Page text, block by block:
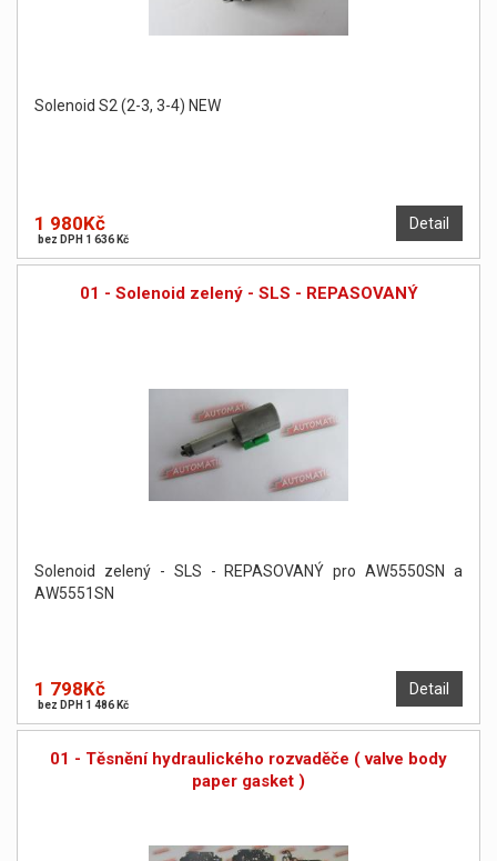
Solenoid S2 (2-3, 3-4) NEW
Detail
1 980Kč
bez DPH 1 636 Kč
01 - Solenoid zelený - SLS - REPASOVANÝ
Solenoid zelený - SLS - REPASOVANÝ pro AW5550SN a
AW5551SN
Detail
1 798Kč
bez DPH 1 486 Kč
01 - Těsnění hydraulického rozvaděče ( valve body
paper gasket )